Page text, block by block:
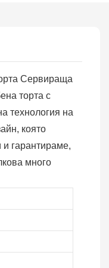
Сервираща
торта с
технология на
която
гарантираме,
много